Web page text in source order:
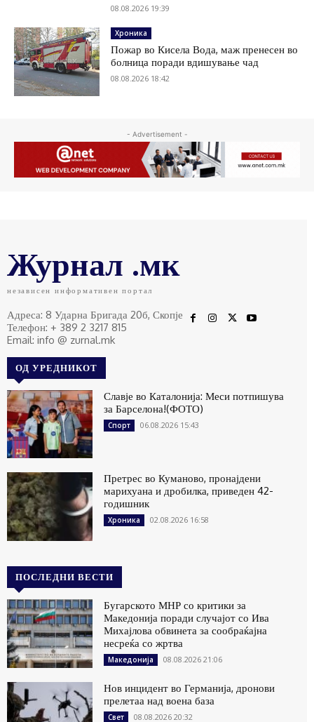
08.08.2026 19:39
Хроника
Пожар во Кисела Вода, маж пренесен во
болница поради вдишување чад
08.08.2026 18:42
- Advertisement -
Журнал .мк
независен информативен портал
Адреса: 8 Ударна Бригада 20б, Скопје
Телефон: + 389 2 3217 815
Email: info @ zurnal.mk
ОД УРЕДНИКОТ
Славје во Каталонија: Меси потпишува
за Барселона!(ФОТО)
Спорт 06.08.2026 15:43
Претрес во Куманово, пронајдени
марихуана и дробилка, приведен 42-
годишник
Хроника 02.08.2026 16:58
ПОСЛЕДНИ ВЕСТИ
Бугарското МНР со критики за
Македонија поради случајот со Ива
Михајлова обвинета за сообраќајна
несреќа со жртва
Македонија 08.08.2026 21:06
Нов инцидент во Германија, дронови
прелетаа над воена база
Свет 08.08.2026 20:32